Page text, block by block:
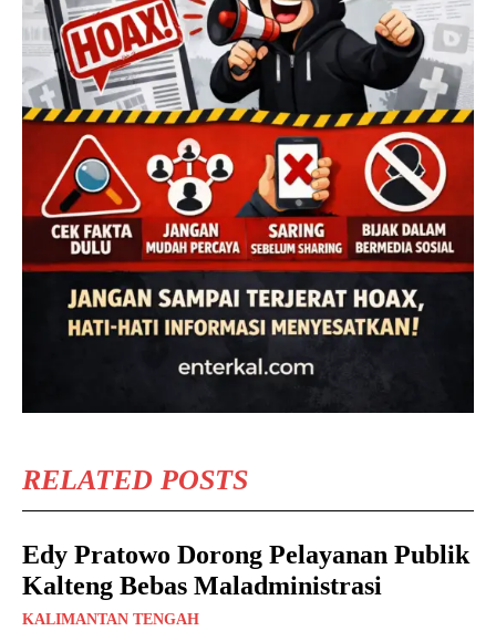
RELATED POSTS
Edy Pratowo Dorong Pelayanan Publik
Kalteng Bebas Maladministrasi
KALIMANTAN TENGAH